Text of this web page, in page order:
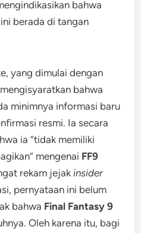
bahwa
berada di tangan
yang dimulai dengan
bahwa
minimnya informasi baru
resmi. Ia secara
ia “tidak memiliki
mengenai FF9
rekam jejakinsider
pernyataan ini belum
bahwa Final Fantasy 9
Oleh karena itu, bagi